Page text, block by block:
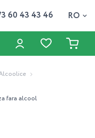
60 43 43 46 RO
fara alcool